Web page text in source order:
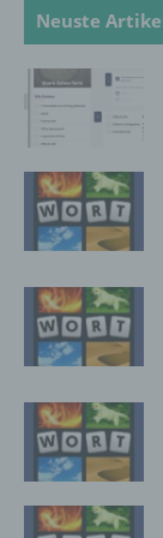
Neuste
b)
c)
Daten
die
die